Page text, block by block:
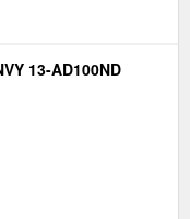
13-AD100ND